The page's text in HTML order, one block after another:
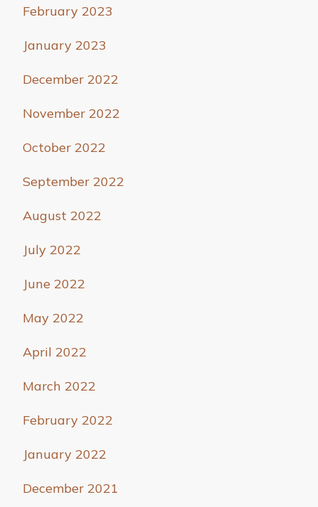
February 2023
January 2023
December 2022
November 2022
October 2022
September 2022
August 2022
July 2022
June 2022
May 2022
April 2022
March 2022
February 2022
January 2022
December 2021